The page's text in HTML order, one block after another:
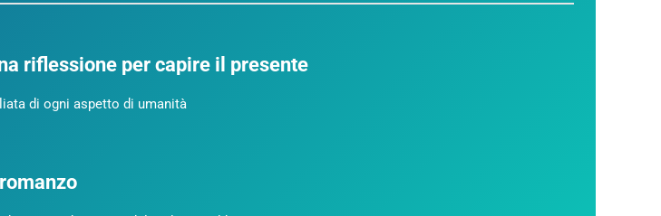
riflessione per capire il presente
di ogni aspetto di umanità